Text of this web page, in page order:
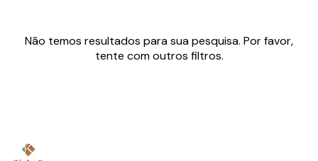
Não temos resultados para sua pesquisa. Por favor,
tente com outros filtros.